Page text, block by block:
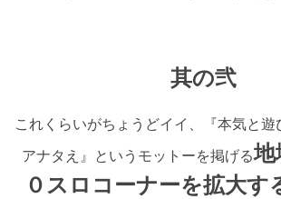
其の弐
これくらいがちょうどイイ、『本気と遊
アナタえ』というモットーを掲げる地
０スロコーナーを拡大す